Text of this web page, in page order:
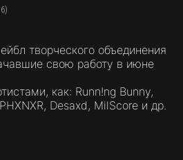
творческого объединения
свою работу в июне
как: Runn!ng Bunny,
Desaxd, MilScore и др.